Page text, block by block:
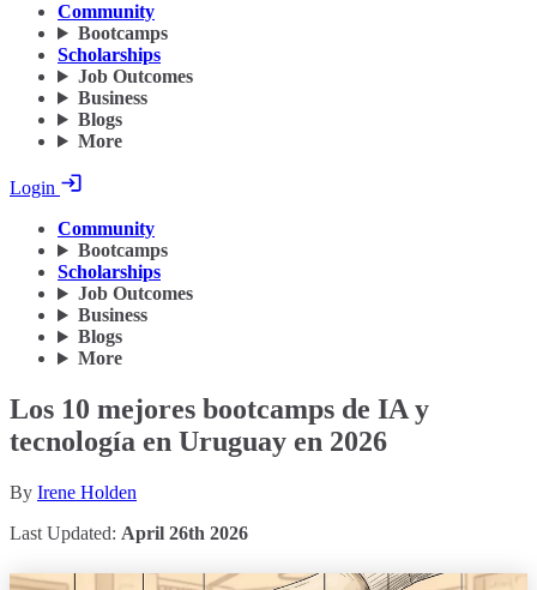
Community
Bootcamps
Scholarships
Job Outcomes
Business
Blogs
More
Login
Community
Bootcamps
Scholarships
Job Outcomes
Business
Blogs
More
Los 10 mejores bootcamps de IA y
tecnología en Uruguay en 2026
By Irene Holden
Last Updated: April 26th 2026